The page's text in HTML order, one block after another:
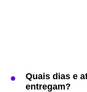
Quais dias e
entregam?